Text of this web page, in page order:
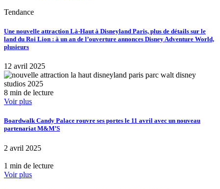
Tendance
Une nouvelle attraction Là-Haut à Disneyland Paris, plus de détails sur le
land du Roi Lion : à un an de l’ouverture annonces Disney Adventure World,
plusieurs
12 avril 2025
8 min de lecture
Voir plus
Boardwalk Candy Palace rouvre ses portes le 11 avril avec un nouveau
partenariat M&M’S
2 avril 2025
1 min de lecture
Voir plus